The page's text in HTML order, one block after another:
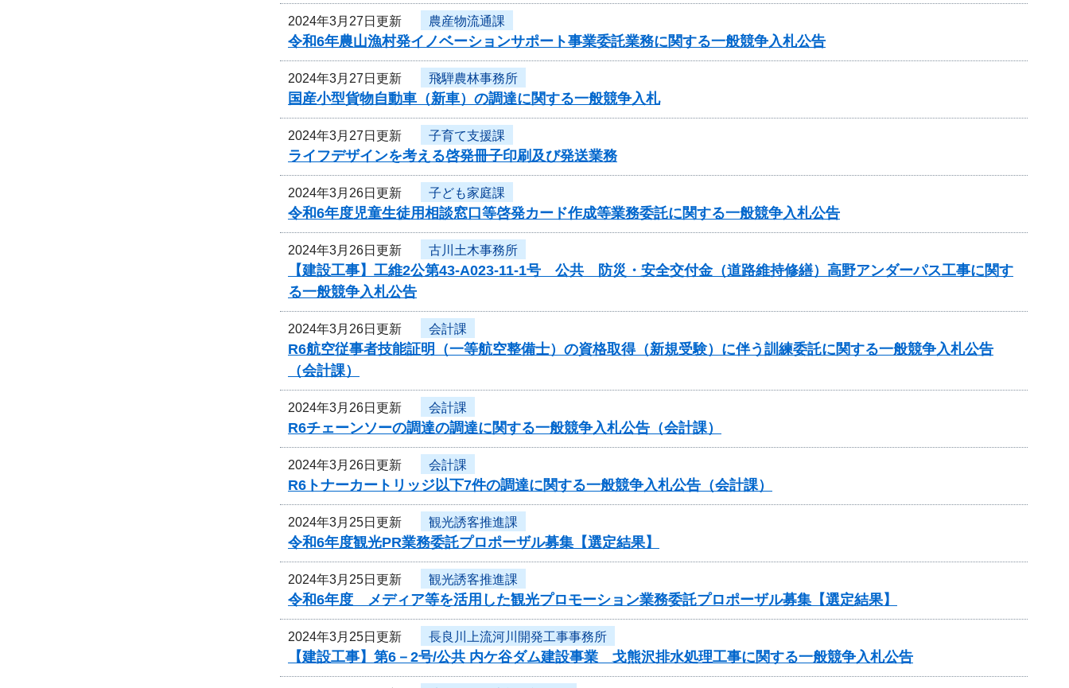
2024年3月27日更新 農産物流通課
令和6年農山漁村発イノベーションサポート事業委託業務に関する一般競争入札公告
2024年3月27日更新 飛騨農林事務所
国産小型貨物自動車（新車）の調達に関する一般競争入札
2024年3月27日更新 子育て支援課
ライフデザインを考える啓発冊子印刷及び発送業務
2024年3月26日更新 子ども家庭課
令和6年度児童生徒用相談窓口等啓発カード作成等業務委託に関する一般競争入札公告
2024年3月26日更新 古川土木事務所
【建設工事】工維2公第43-A023-11-1号 公共 防災・安全交付金（道路維持修繕）高野アンダーパス工事に関す
る一般競争入札公告
2024年3月26日更新 会計課
R6航空従事者技能証明（一等航空整備士）の資格取得（新規受験）に伴う訓練委託に関する一般競争入札公告
（会計課）
2024年3月26日更新 会計課
R6チェーンソーの調達の調達に関する一般競争入札公告（会計課）
2024年3月26日更新 会計課
R6トナーカートリッジ以下7件の調達に関する一般競争入札公告（会計課）
2024年3月25日更新 観光誘客推進課
令和6年度観光PR業務委託プロポーザル募集【選定結果】
2024年3月25日更新 観光誘客推進課
令和6年度 メディア等を活用した観光プロモーション業務委託プロポーザル募集【選定結果】
2024年3月25日更新 長良川上流河川開発工事事務所
【建設工事】第6－2号/公共 内ケ谷ダム建設事業 戈熊沢排水処理工事に関する一般競争入札公告